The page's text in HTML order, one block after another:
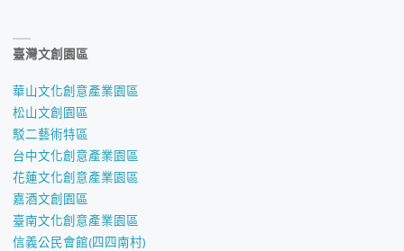
臺灣文創園區
華山文化創意產業園區
松山文創園區
駁二藝術特區
台中文化創意產業園區
花蓮文化創意產業園區
嘉酒文創園區
臺南文化創意產業園區
信義公民會館(四四南村)